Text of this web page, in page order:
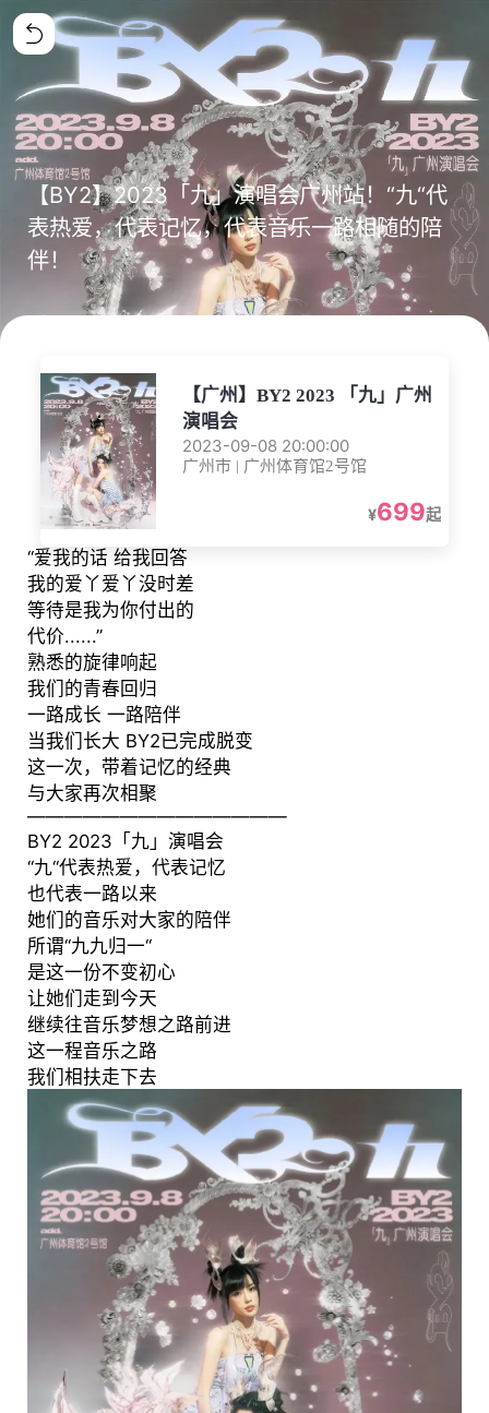
【BY2】2023「九」演唱会广州站！“九“代
表热爱，代表记忆，代表音乐一路相随的陪
伴！
【广州】BY2 2023 「九」广州
演唱会
2023-09-08 20:00:00
广州市 | 广州体育馆2号馆
¥699起
“爱我的话 给我回答
我的爱丫爱丫没时差
等待是我为你付出的
代价......”
熟悉的旋律响起
我们的青春回归
一路成长 一路陪伴
当我们长大 BY2已完成脱变
这一次，带着记忆的经典
与大家再次相聚
——————————————
BY2 2023「九」演唱会
“九“代表热爱，代表记忆
也代表一路以来
她们的音乐对大家的陪伴
所谓“九九归一“
是这一份不变初心
让她们走到今天
继续往音乐梦想之路前进
这一程音乐之路
我们相扶走下去